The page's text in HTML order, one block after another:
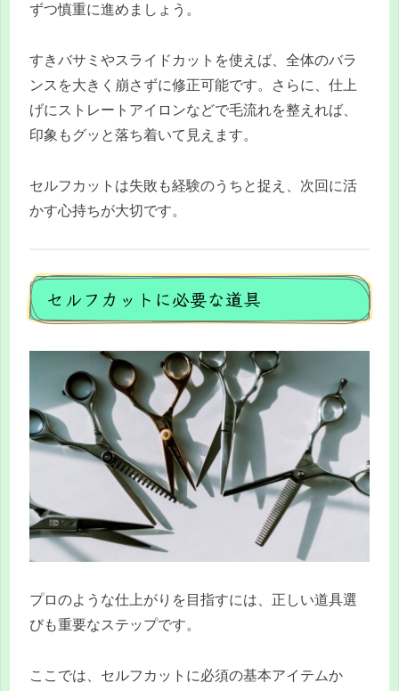
ずつ慎重に進めましょう。
すきバサミやスライドカットを使えば、全体のバラ
ンスを大きく崩さずに修正可能です。さらに、仕上
げにストレートアイロンなどで毛流れを整えれば、
印象もグッと落ち着いて見えます。
セルフカットは失敗も経験のうちと捉え、次回に活
かす心持ちが大切です。
セルフカットに必要な道具
プロのような仕上がりを目指すには、正しい道具選
びも重要なステップです。
ここでは、セルフカットに必須の基本アイテムか